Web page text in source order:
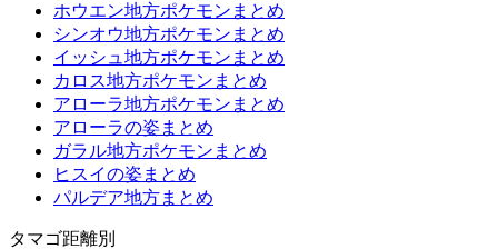
ホウエン地方ポケモンまとめ
シンオウ地方ポケモンまとめ
イッシュ地方ポケモンまとめ
カロス地方ポケモンまとめ
アローラ地方ポケモンまとめ
アローラの姿まとめ
ガラル地方ポケモンまとめ
ヒスイの姿まとめ
パルデア地方まとめ
タマゴ距離別